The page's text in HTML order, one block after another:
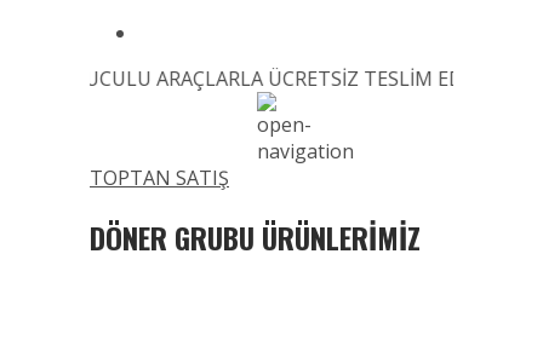
ARAÇLARLA ÜCRETSİZ TESLİM
TOPTAN SATIŞ
DÖNER GRUBU ÜRÜNLERİMİZ